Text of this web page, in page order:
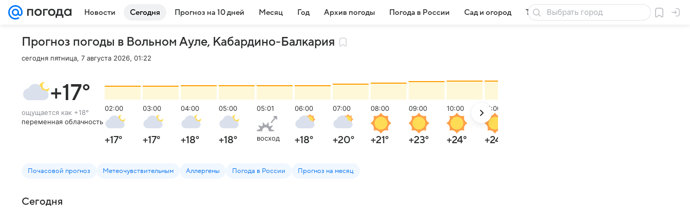
Новости Сегодня Прогноз на 10 дней Месяц Год Архив погоды Погода в России Сад и огород Товары для дачи
Прогноз погоды в Вольном Ауле, Кабардино-Балкария
сегодня пятница, 7 августа 2026, 01:22
+17°
ощущается как +18°
переменная облачность
02:00
+17°
03:00
+17°
04:00
+18°
05:00
+18°
05:01
восход
06:00
+18°
07:00
+20°
08:00
+21°
09:00
+23°
10:00
+24°
11:00
+24
Почасовой прогноз Метеочувствительным Аллергены Погода в России Прогноз на месяц
Сегодня